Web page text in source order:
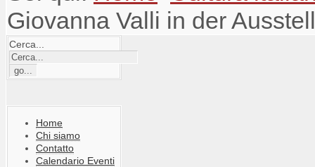
Giovanna Valli in der
Cerca...
Home
Chi siamo
Contatto
Calendario Eventi